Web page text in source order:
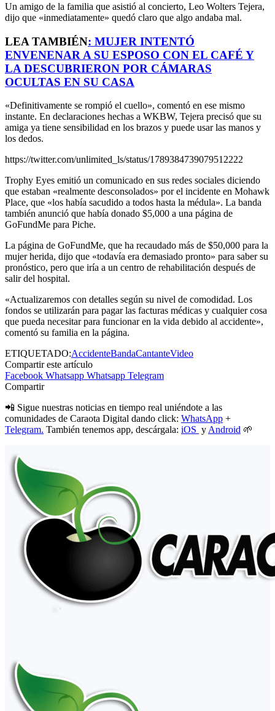
Un amigo de la familia que asistió al concierto, Leo Wolters Tejera,
dijo que «inmediatamente» quedó claro que algo andaba mal.
LEA TAMBIÉN: MUJER INTENTÓ
ENVENENAR A SU ESPOSO CON EL CAFÉ Y
LA DESCUBRIERON POR CÁMARAS
OCULTAS EN SU CASA
«Definitivamente se rompió el cuello», comentó en ese mismo
instante. En declaraciones hechas a WKBW, Tejera precisó que su
amiga ya tiene sensibilidad en los brazos y puede usar las manos y
los dedos.
https://twitter.com/unlimited_ls/status/1789384739079512222
Trophy Eyes emitió un comunicado en sus redes sociales diciendo
que estaban «realmente desconsolados» por el incidente en Mohawk
Place, que «los había sacudido a todos hasta la médula». La banda
también anunció que había donado $5,000 a una página de
GoFundMe para Piche.
La página de GoFundMe, que ha recaudado más de $50,000 para la
mujer herida, dijo que «todavía era demasiado pronto» para saber su
pronóstico, pero que iría a un centro de rehabilitación después de
salir del hospital.
«Actualizaremos con detalles según su nivel de comodidad. Los
fondos se utilizarán para pagar las facturas médicas y cualquier cosa
que pueda necesitar para funcionar en la vida debido al accidente»,
comentó su familia en la página.
ETIQUETADO:AccidenteBandaCantanteVideo
Compartir este artículo
Facebook Whatsapp Whatsapp Telegram
Compartir
📲 Sigue nuestras noticias en tiempo real uniéndote a las
comunidades de Caraota Digital dando click: WhatsApp +
Telegram. También tenemos app, descárgala: iOS y Android 🌱